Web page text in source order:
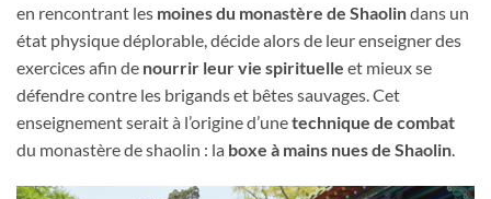
en rencontrant les moines du monastère de Shaolindans un
état physique déplorable, décide alors de leur enseigner des
exercices afin de nourrir leur vie spirituelle et mieux se
défendre contre les brigands et bêtes sauvages. Cet
enseignement serait à l’origine d’unetechnique de combat
du monastère de shaolin : la boxe à mains nues de Shaolin